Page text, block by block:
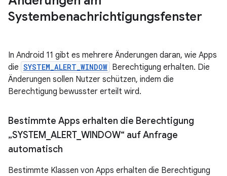
Systembenachrichtigungsfenster
In Android 11 gibt es mehrere Änderungen daran, wie Apps
die SYSTEM_ALERT_WINDOW Berechtigung erhalten. Die
Änderungen sollen Nutzer schützen, indem die
Berechtigung bewusster erteilt wird.
Bestimmte Apps erhalten die Berechtigung
„SYSTEM ALERT_ WINDOW“ auf Anfrage
automatisch
Bestimmte Klassen von Apps erhalten die Berechtigung